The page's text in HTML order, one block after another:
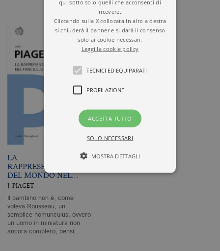
LA
RAPPRESENTAZIONE
DEL MONDO NEL…
J. PIAGET
Il bambino non è, come
voleva Rousseau, un
semplice homunculus, ovvero
un uomo in miniatura non
ancora completo, bensì…
qui sotto solo quelli che acconsenti di
ricevere.
Cliccando sulla X collocata in alto a destra
si chiuderà il banner e si darà il consenso
solo ai cookie necessari.
Leggi la cookie policy
TECNICI ED EQUIPARATI
PROFILAZIONE
ACCETTA TUTTO
SOLO NECESSARI
MOSTRA DETTAGLI
I cookie tecnici sono strettamente
necessari, consentono la funzionalità